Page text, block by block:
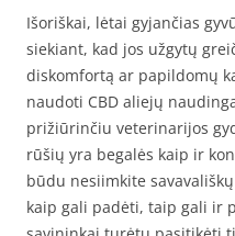
Išoriškai, lėtai gyjančias
siekiant, kad jos užgytų
diskomfortą ar papildomų
naudoti CBD aliejų
prižiūrinčiu veterinarijos
rūšių yra begalės kaip ir
būdu nesiimkite
kaip gali padėti, taip gali ir